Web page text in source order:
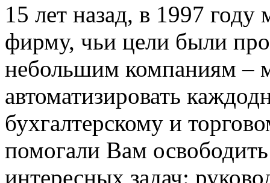
15 лет назад, в 1997
фирму, чьи цели были
небольшим компаниям –
автоматизировать
бухгалтерскому и
помогали Вам
интересных задач: